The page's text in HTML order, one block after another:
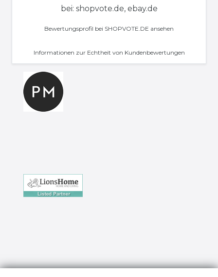
bei: shopvote.de, ebay.de
Bewertungsprofil bei SHOPVOTE.DE ansehen
Informationen zur Echtheit von Kundenbewertungen